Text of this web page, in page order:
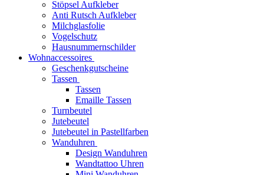
Stöpsel Aufkleber
Anti Rutsch Aufkleber
Milchglasfolie
Vogelschutz
Hausnummernschilder
Wohnaccessoires
Geschenkgutscheine
Tassen
Tassen
Emaille Tassen
Turnbeutel
Jutebeutel
Jutebeutel in Pastellfarben
Wanduhren
Design Wanduhren
Wandtattoo Uhren